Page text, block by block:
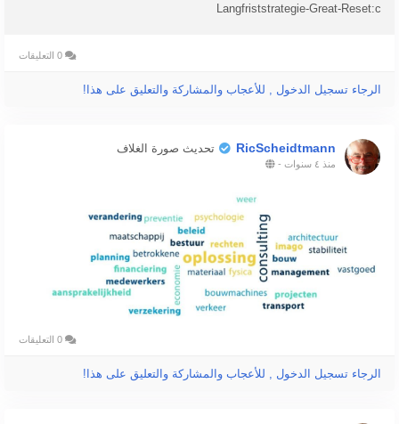
Langfriststrategie-Great-Reset:c
الرجاء تسجيل الدخول , للأعجاب والمشاركة والتعليق على هذا!
RicScheidtmann تحديث صورة الغلاف
منذ ٤ سنوات -
الرجاء تسجيل الدخول , للأعجاب والمشاركة والتعليق على هذا!